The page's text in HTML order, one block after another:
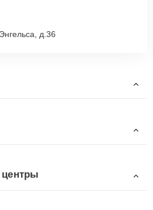
д.36